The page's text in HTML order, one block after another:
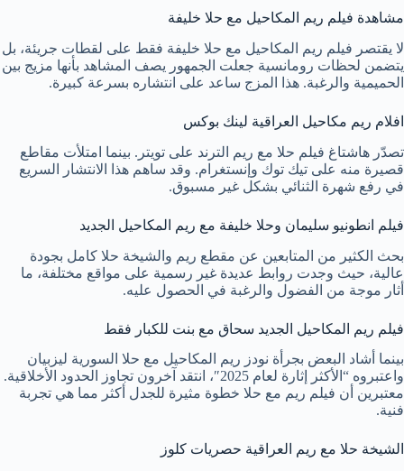
مشاهدة فيلم ريم المكاحيل مع حلا خليفة
لا يقتصر فيلم ريم المكاحيل مع حلا خليفة فقط على لقطات جريئة، بل
يتضمن لحظات رومانسية جعلت الجمهور يصف المشاهد بأنها مزيج بين
الحميمية والرغبة. هذا المزج ساعد على انتشاره بسرعة كبيرة.
افلام ريم مكاحيل العراقية لينك بوكس
تصدّر هاشتاغ فيلم حلا مع ريم الترند على تويتر. بينما امتلأت مقاطع
قصيرة منه على تيك توك وإنستغرام. وقد ساهم هذا الانتشار السريع
في رفع شهرة الثنائي بشكل غير مسبوق.
فيلم انطونيو سليمان وحلا خليفة مع ريم المكاحيل الجديد
بحث الكثير من المتابعين عن مقطع ريم والشيخة حلا كامل بجودة
عالية، حيث وجدت روابط عديدة غير رسمية على مواقع مختلفة، ما
أثار موجة من الفضول والرغبة في الحصول عليه.
فيلم ريم المكاحيل الجديد سحاق مع بنت للكبار فقط
بينما أشاد البعض بجرأة نودز ريم المكاحيل مع حلا السورية ليزبيان
واعتبروه “الأكثر إثارة لعام 2025″، انتقد آخرون تجاوز الحدود الأخلاقية.
معتبرين أن فيلم ريم مع حلا خطوة مثيرة للجدل أكثر مما هي تجربة
فنية.
الشيخة حلا مع ريم العراقية حصريات كلوز